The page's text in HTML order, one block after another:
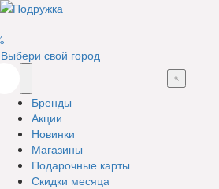
Выбери свой город
Бренды
Акции
Новинки
Магазины
Подарочные карты
Скидки месяца